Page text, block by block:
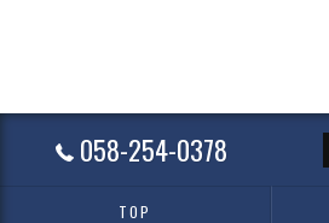
058-254-0378
TOP